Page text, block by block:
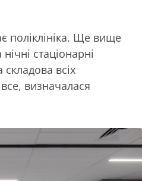
поліклініка. Ще вище
стаціонарні
складова всіх
визначалася